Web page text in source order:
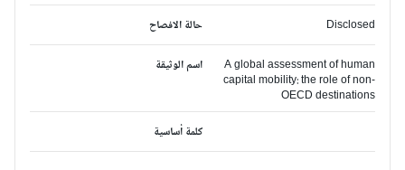
حالة الافصاح Disclosed
اسم الوثيقة
A global assessment of human
capital mobility: the role of non-
OECD destinations
كلمة أساسية